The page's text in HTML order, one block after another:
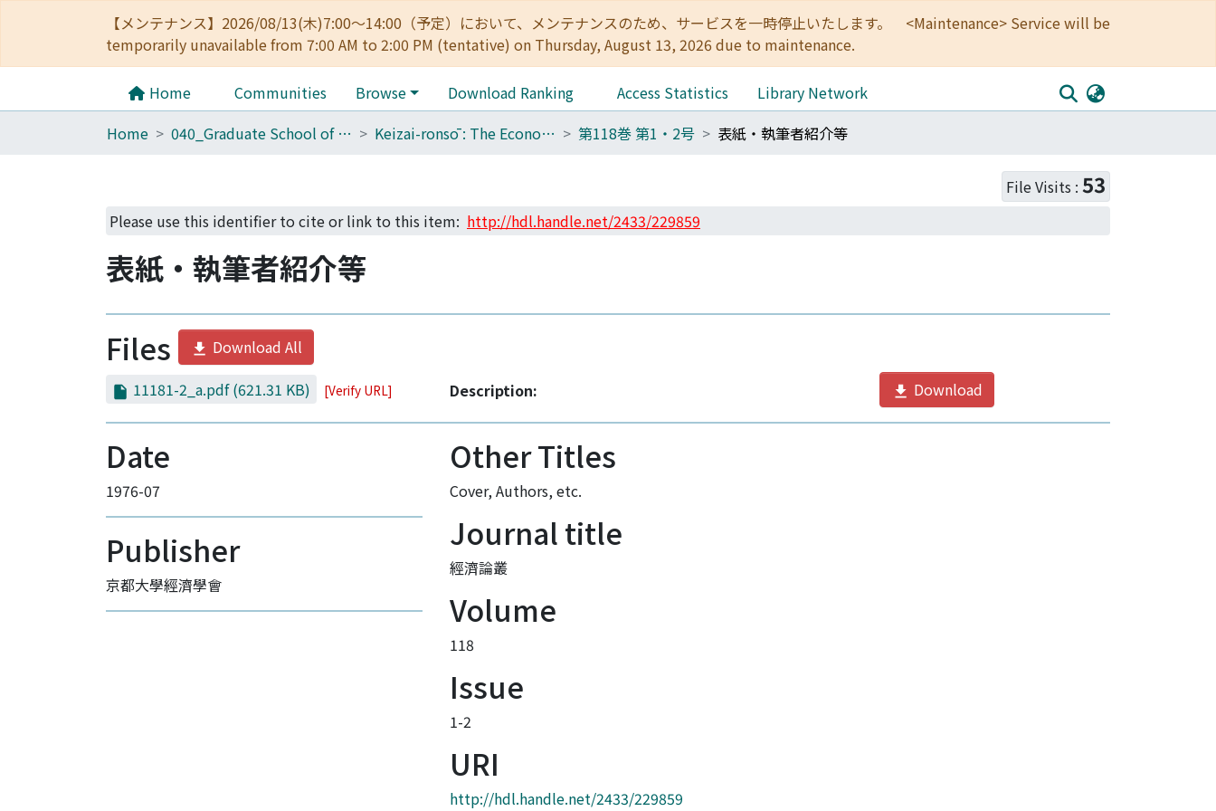
【メンテナンス】2026/08/13(木)7:00～14:00（予定）において、メンテナンスのため、サービスを一時停止いたします。 <Maintenance> Service will be
temporarily unavailable from 7:00 AM to 2:00 PM (tentative) on Thursday, August 13, 2026 due to maintenance.
Home Communities Browse Download Ranking Access Statistics
Library Network
Home
040_Graduate School of Economics Keizai-ronsō : The Economic Review 第118巻 第1・2号 表紙・執筆者紹介等
File Visits : 53
Please use this identifier to cite or link to this item: http://hdl.handle.net/2433/229859
表紙・執筆者紹介等
Files
Download All
11181-2_a.pdf(621.31 KB) [Verify URL] Description: Download
Date
1976-07
Publisher
京都大學經濟學會
Other Titles
Cover, Authors, etc.
Journal title
經濟論叢
Volume
118
Issue
1-2
URI
http://hdl.handle.net/2433/229859